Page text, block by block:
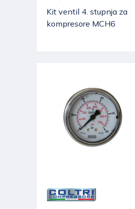
Kit ventil 4. stupnja za
kompresore MCH6